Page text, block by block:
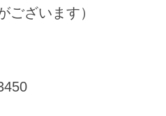
ございます）